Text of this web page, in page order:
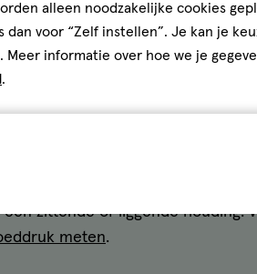
oorzaken
alsof je bijna flauwvalt? Dit
bijvoorbeeld door snel
onzekerheid oproepen, of
worden door een
zittende of liggende houding.
meten.
alleen noodzakelijke cookies
dan voor “Zelf instellen”. Je kan je
. Meer informatie over hoe we je
.